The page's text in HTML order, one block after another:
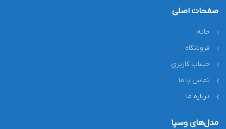
صفحات اصلی
خانه
فروشگاه
حساب کاربری
تماس با ما
درباره ما
مدل‌های وسپا